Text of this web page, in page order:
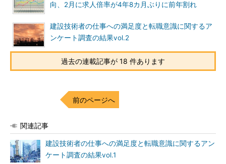
向、2月に求人倍率が4年8カ月ぶりに前年割れ
建設技術者の仕事への満足度と転職意識に関するア
ンケート調査の結果vol.2
過去の連載記事が 18 件あります
前のページへ
関連記事
建設技術者の仕事への満足度と転職意識に関するアン
ケート調査の結果vol.1